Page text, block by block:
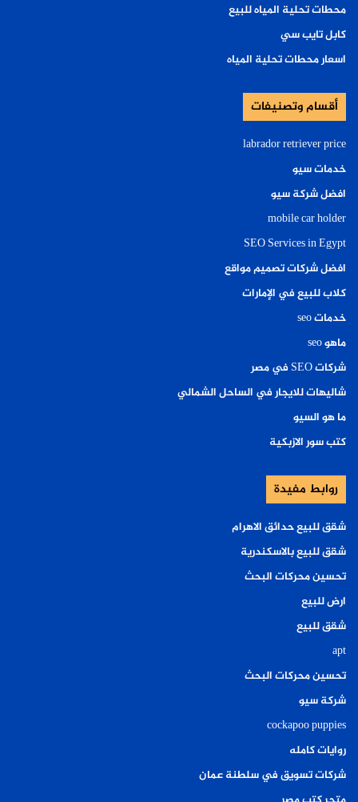
محطات تحلية المياه للبيع
كابل تايب سي
اسعار محطات تحلية المياه
أقسام وتصنيفات
labrador retriever price
خدمات سيو
افضل شركة سيو
mobile car holder
SEO Services in Egypt
افضل شركات تصميم مواقع
كلاب للبيع في الإمارات
خدمات seo
ماهو seo
شركات SEO في مصر
شاليهات للايجار في الساحل الشمالي
ما هو السيو
كتب سور الازبكية
روابط مفيدة
شقق للبيع حدائق الاهرام
شقق للبيع بالاسكندرية
تحسين محركات البحث
ارض للبيع
شقق للبيع
apt
تحسين محركات البحث
شركة سيو
cockapoo puppies
روايات كامله
شركات تسويق في سلطنة عمان